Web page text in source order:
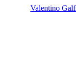
Valentino